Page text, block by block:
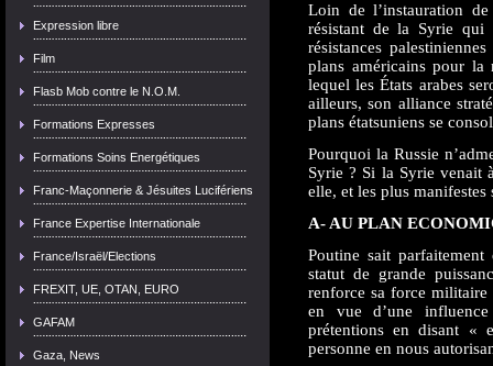
Expression libre
Film
Flasb Mob contre le N.O.M.
Formations Expresses
Formations Soins Energétiques
Franc-Maçonnerie & Jésuites Lucifériens
France Expertise Internationale
France/Israël/Elections
FREXIT, UE, OTAN, EURO
GAFAM
Gaza, News
Loin de l’instauration
résistant de la Syrie qui
résistances
plans américains pour la
lequel les États arabes
ailleurs, son alliance
plans étatsuniens se
Pourquoi la Russie
Syrie ? Si la Syrie venait
elle, et les plus manifestes
A- AU PLAN
Poutine sait
statut de grande
renforce sa force militaire
en vue d’une
prétentions en disant «
personne en nous